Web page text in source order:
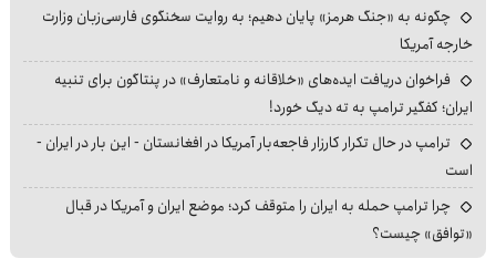
چگونه به «جنگ هرمز» پایان دهیم؛ به روایت سخنگوی فارسی‌زبان وزارت
خارجه آمریکا
فراخوان دریافت ایده‌های «خلاقانه و نامتعارف» در پنتاگون برای تنبیه
ایران؛ کفگیر ترامپ به ته دیگ خورد!
ترامپ در حال تکرار کارزار فاجعه‌بار آمریکا در افغانستان - این بار در ایران -
است
چرا ترامپ حمله به ایران را متوقف کرد؛ موضع ایران و آمریکا در قبال
«توافق» چیست؟